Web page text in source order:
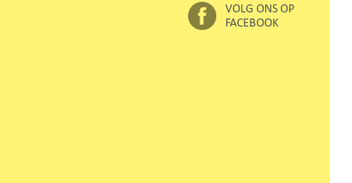
VOLG ONS OP
FACEBOOK